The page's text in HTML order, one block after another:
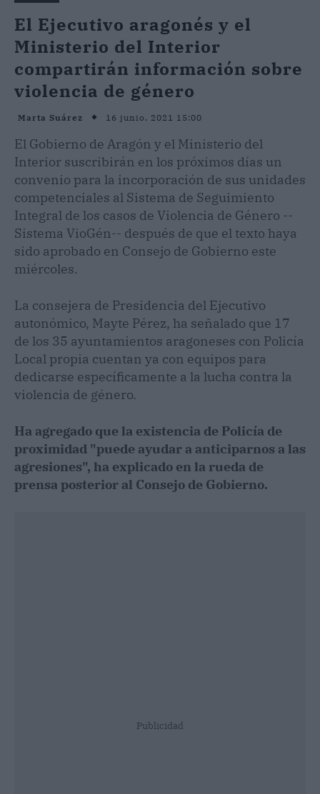
El Ejecutivo aragonés y el
Ministerio del Interior
compartirán información sobre
violencia de género
Marta Suárez 16 junio, 2021 15:00
El Gobierno de Aragón y el Ministerio del
Interior suscribirán en los próximos días un
convenio para la incorporación de sus unidades
competenciales al Sistema de Seguimiento
Integral de los casos de Violencia de Género --
Sistema VioGén-- después de que el texto haya
sido aprobado en Consejo de Gobierno este
miércoles.
La consejera de Presidencia del Ejecutivo
autonómico, Mayte Pérez, ha señalado que 17
de los 35 ayuntamientos aragoneses con Policía
Local propia cuentan ya con equipos para
dedicarse específicamente a la lucha contra la
violencia de género.
Ha agregado que la existencia de Policía de
proximidad "puede ayudar a anticiparnos a las
agresiones", ha explicado en la rueda de
prensa posterior al Consejo de Gobierno.
Publicidad